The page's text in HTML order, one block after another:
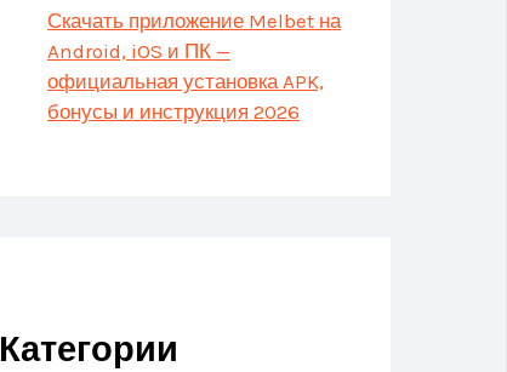
Скачать приложение Melbet на
Android, iOS и ПК —
официальная установка APK,
бонусы и инструкция 2026
Категории